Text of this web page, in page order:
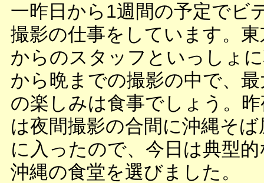
一昨日から1週間の予定でビ
撮影の仕事をしています。東
からのスタッフといっしょ
から晩までの撮影の中で、最
の楽しみは食事でしょう。
は夜間撮影の合間に沖縄そば
に入ったので、今日は典型的
沖縄の食堂を選びました。